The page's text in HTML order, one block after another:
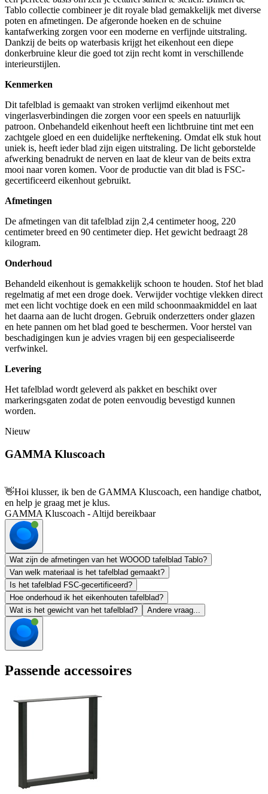
Tablo collectie combineer je dit royale blad gemakkelijk met diverse
poten en afmetingen. De afgeronde hoeken en de schuine
kantafwerking zorgen voor een moderne en verfijnde uitstraling.
Dankzij de beits op waterbasis krijgt het eikenhout een diepe
donkerbruine kleur die goed tot zijn recht komt in verschillende
interieurstijlen.
Kenmerken
Dit tafelblad is gemaakt van stroken verlijmd eikenhout met
vingerlasverbindingen die zorgen voor een speels en natuurlijk
patroon. Onbehandeld eikenhout heeft een lichtbruine tint met een
zachtgele gloed en een duidelijke nerftekening. Omdat elk stuk hout
uniek is, heeft ieder blad zijn eigen uitstraling. De licht geborstelde
afwerking benadrukt de nerven en laat de kleur van de beits extra
mooi naar voren komen. Voor de productie van dit blad is FSC-
gecertificeerd eikenhout gebruikt.
Afmetingen
De afmetingen van dit tafelblad zijn 2,4 centimeter hoog, 220
centimeter breed en 90 centimeter diep. Het gewicht bedraagt 28
kilogram.
Onderhoud
Behandeld eikenhout is gemakkelijk schoon te houden. Stof het blad
regelmatig af met een droge doek. Verwijder vochtige vlekken direct
met een licht vochtige doek en een mild schoonmaakmiddel en laat
het daarna aan de lucht drogen. Gebruik onderzetters onder glazen
en hete pannen om het blad goed te beschermen. Voor herstel van
beschadigingen kun je advies vragen bij een gespecialiseerde
verfwinkel.
Levering
Het tafelblad wordt geleverd als pakket en beschikt over
markeringsgaten zodat de poten eenvoudig bevestigd kunnen
worden.
Nieuw
GAMMA Kluscoach
👋Hoi klusser, ik ben de GAMMA Kluscoach, een handige chatbot,
en help je graag met je klus.
GAMMA Kluscoach - Altijd bereikbaar
Wat zijn de afmetingen van het WOOOD tafelblad Tablo?
Van welk materiaal is het tafelblad gemaakt?
Is het tafelblad FSC-gecertificeerd?
Hoe onderhoud ik het eikenhouten tafelblad?
Wat is het gewicht van het tafelblad?
Andere vraag...
Passende accessoires